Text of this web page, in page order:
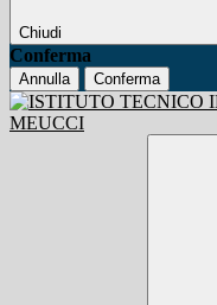
Chiudi
Conferma
Annulla Conferma